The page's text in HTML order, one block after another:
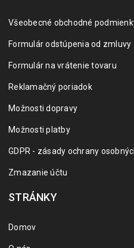
Všeobecné obchodné
Formulár odstúpenia od zmluvy
Formulár na vrátenie tovaru
Reklamačný poriadok
Možnosti dopravy
Možnosti platby
GDPR - zásady ochrany
Zmazanie účtu
STRÁNKY
Domov